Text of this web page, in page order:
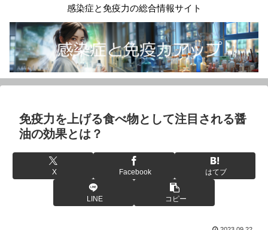
感染症と免疫力の総合情報サイト
免疫力を上げる食べ物として注目される醤
油の効果とは？
X Facebook はてブ
LINE コピー